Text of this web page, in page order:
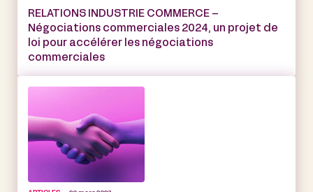
RELATIONS INDUSTRIE COMMERCE –
Négociations commerciales 2024, un projet de
loi pour accélérer les négociations
commerciales